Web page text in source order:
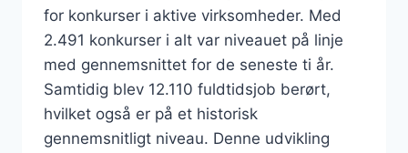
for konkurser i aktive virksomheder. Med
2.491 konkurser i alt var niveauet på linje
med gennemsnittet for de seneste ti år.
Samtidig blev 12.110 fuldtidsjob berørt,
hvilket også er på et historisk
gennemsnitligt niveau. Denne udvikling